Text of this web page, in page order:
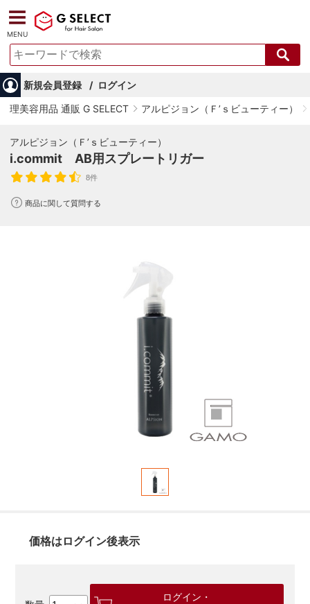
MENU
新規会員登録
ログイン
理美容用品 通販 G SELECT
アルピジョン（Ｆ’ｓビューティー）
アルピジョン（Ｆ’ｓビューティー）
i.commit AB用スプレートリガー
8件
商品に関して質問する
価格はログイン後表示
ログイン・